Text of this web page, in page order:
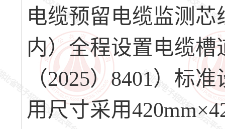
电缆预留电缆监测
内）全程设置电缆
（2025）8401）标
用尺寸采用